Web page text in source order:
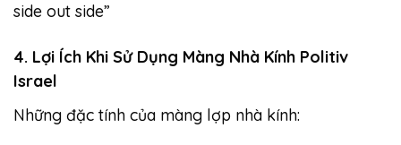
side out side”
4. Lợi Ích Khi Sử Dụng Màng Nhà Kính Politiv
Israel
Những đặc tính của màng lợp nhà kính: